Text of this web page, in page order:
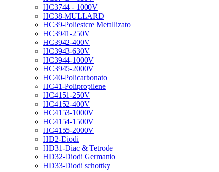
HC3744 - 1000V
HC38-MULLARD
HC39-Poliestere Metallizato
HC3941-250V
HC3942-400V
HC3943-630V
HC3944-1000V
HC3945-2000V
HC40-Policarbonato
HC41-Polipropilene
HC4151-250V
HC4152-400V
HC4153-1000V
HC4154-1500V
HC4155-2000V
HD2-Diodi
HD31-Diac & Tetrode
HD32-Diodi Germanio
HD33-Diodi schottky